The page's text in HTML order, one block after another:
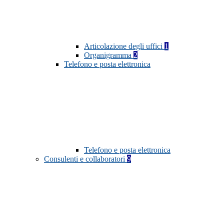
Articolazione degli uffici 1
Organigramma 2
Telefono e posta elettronica
Telefono e posta elettronica
Consulenti e collaboratori 9